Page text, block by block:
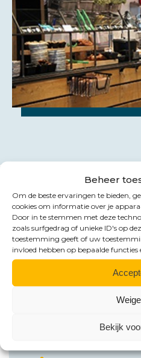
Beheer
Om de beste ervaringen te bieden,
cookies om informatie over je
Door in te stemmen met deze
zoals surfgedrag of unieke ID's op
toestemming geeft of uw
invloed hebben op bepaalde functies
Bekijk
Contact
Benieuwd